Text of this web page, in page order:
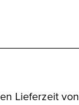
Lieferzeit